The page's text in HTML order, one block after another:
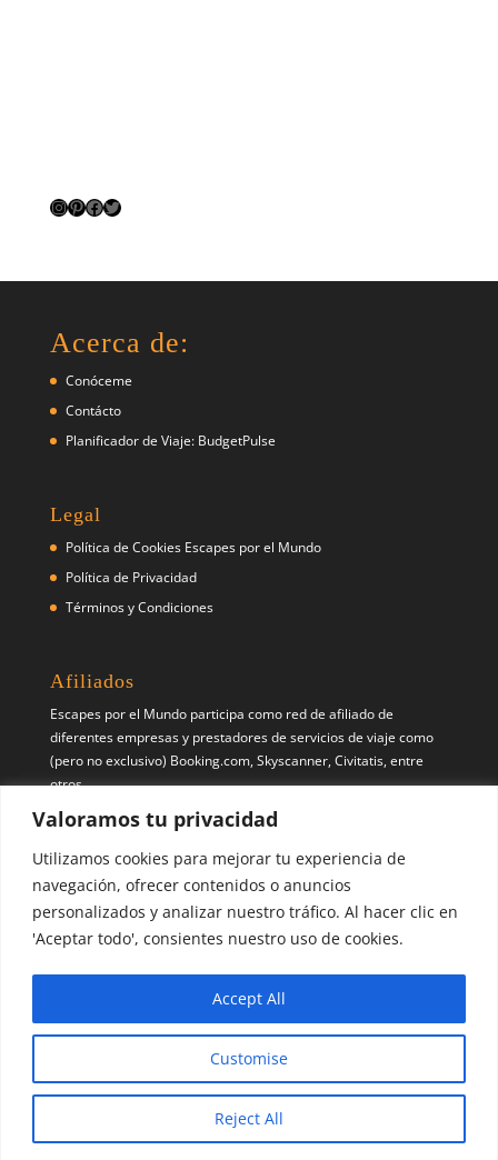
Valoramos tu privacidad
Utilizamos cookies para mejorar tu experiencia de
navegación, ofrecer contenidos o anuncios
personalizados y analizar nuestro tráfico. Al hacer clic en
'Aceptar todo', consientes nuestro uso de cookies.
Customise
Reject All
Accept All
Instagram
Pinterest
Facebook
Twitter
Acerca de:
Conóceme
Contácto
Planificador de Viaje: BudgetPulse
Legal
Política de Cookies Escapes por el Mundo
Política de Privacidad
Términos y Condiciones
Afiliados
Escapes por el Mundo participa como red de afiliado de
diferentes empresas y prestadores de servicios de viaje como
(pero no exclusivo) Booking.com, Skyscanner, Civitatis, entre
otros.
Síguenos
Pinterest Instagram
Escapes por el Mundo | Blog de Viajes | 2017 - 2026 ©